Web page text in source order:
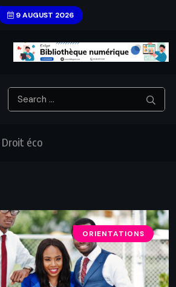
9 AUGUST 2026
Droit éco
ORIENTATIONS